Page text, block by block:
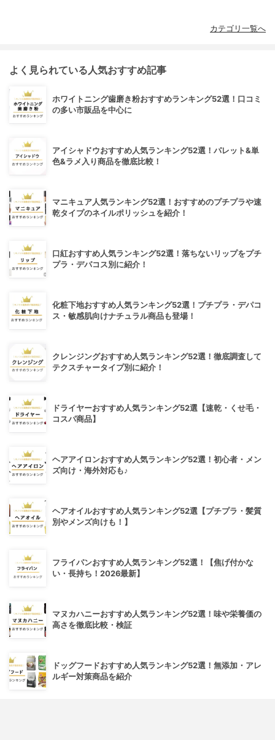
カテゴリ一覧へ
よく見られている人気おすすめ記事
ホワイトニング歯磨き粉おすすめランキング52選！口コミ
の多い市販品を中心に
アイシャドウおすすめ人気ランキング52選！パレット&単
色&ラメ入り商品を徹底比較！
マニキュア人気ランキング52選！おすすめのプチプラや速
乾タイプのネイルポリッシュを紹介！
口紅おすすめ人気ランキング52選！落ちないリップをプチ
プラ・デパコス別に紹介！
化粧下地おすすめ人気ランキング52選！プチプラ・デパコ
ス・敏感肌向けナチュラル商品も登場！
クレンジングおすすめ人気ランキング52選！徹底調査して
テクスチャータイプ別に紹介！
ドライヤーおすすめ人気ランキング52選【速乾・くせ毛・
コスパ商品】
ヘアアイロンおすすめ人気ランキング52選！初心者・メン
ズ向け・海外対応も♪
ヘアオイルおすすめ人気ランキング52選【プチプラ・髪質
別やメンズ向けも！】
フライパンおすすめ人気ランキング52選！【焦げ付かな
い・長持ち！2026最新】
マヌカハニーおすすめ人気ランキング52選！味や栄養価の
高さを徹底比較・検証
ドッグフードおすすめ人気ランキング52選！無添加・アレ
ルギー対策商品を紹介